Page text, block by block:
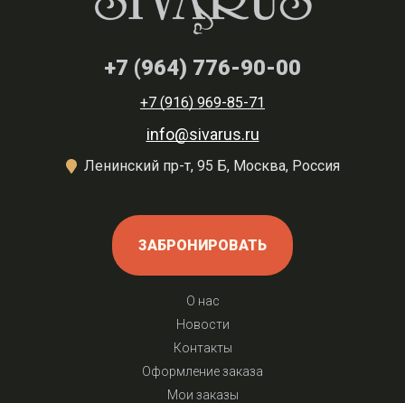
+7 (964) 776-90-00
+7 (916) 969-85-71
info@sivarus.ru
Ленинский пр-т, 95 Б, Москва, Россия
ЗАБРОНИРОВАТЬ
О нас
Новости
Контакты
Оформление заказа
Мои заказы